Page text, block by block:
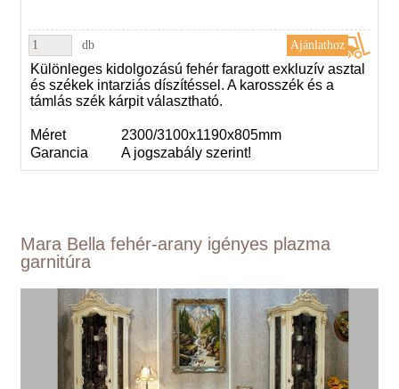
db
Különleges kidolgozású fehér faragott exkluzív asztal
és székek intarziás díszítéssel. A karosszék és a
támlás szék kárpit választható.
Méret
2300/3100x1190x805mm
Garancia
A jogszabály szerint!
Mara Bella fehér-arany igényes plazma
garnitúra